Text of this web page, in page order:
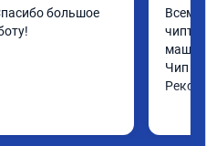
большое
Всем
Чип